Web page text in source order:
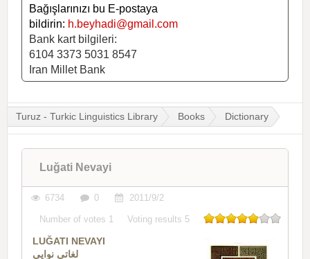
Bağışlarınızı bu E-postaya
bildirin: h.beyhadi@gmail.com
Bank kart bilgileri:
6104 3373 5031 8547
Iran Millet Bank
Turuz - Turkic Linguistics Library Books Dictionary
Luğati Nevayi
6734 0 2011/9/2
Number of votes 1 Voting results 5
LUĞATI NEVAYI
لغاتی نوایی